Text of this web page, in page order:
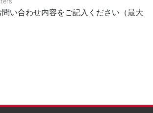
い合わせ内容をご記入ください（最大